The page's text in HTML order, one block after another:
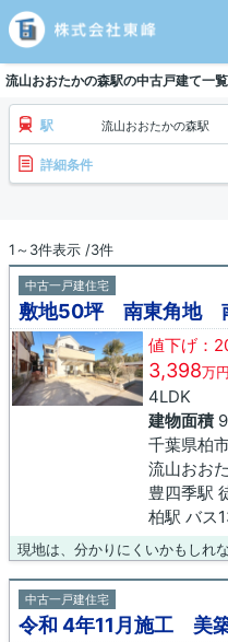
流山おおたかの森駅の中古戸建て一覧
駅 流山おおたかの森駅
詳細条件
1～3件表示 /3件
中古一戸建住宅
値下げ：
3,398万円
4LDK
建物面積
千葉県柏
豊四季駅
柏駅 バス
中古一戸建住宅